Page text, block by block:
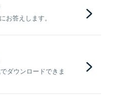
お答えします。
ダウンロードできま